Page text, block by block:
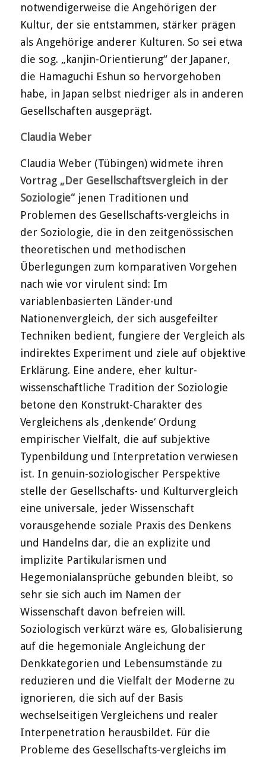
notwendigerweise die Angehörigen der
Kultur, der sie entstammen, stärker prägen
als Angehörige anderer Kulturen. So sei etwa
die sog. „kanjin-Orientierung“ der Japaner,
die Hamaguchi Eshun so hervorgehoben
habe, in Japan selbst niedriger als in anderen
Gesellschaften ausgeprägt.
Claudia Weber
Claudia Weber (Tübingen) widmete ihren
Vortrag „Der Gesellschaftsvergleich in der
Soziologie“jenen Traditionen und
Problemen des Gesellschafts-vergleichs in
der Soziologie, die in den zeitgenössischen
theoretischen und methodischen
Überlegungen zum komparativen Vorgehen
nach wie vor virulent sind: Im
variablenbasierten Länder-und
Nationenvergleich, der sich ausgefeilter
Techniken bedient, fungiere der Vergleich als
indirektes Experiment und ziele auf objektive
Erklärung. Eine andere, eher kultur-
wissenschaftliche Tradition der Soziologie
betone den Konstrukt-Charakter des
Vergleichens als ‚denkende‘ Ordung
empirischer Vielfalt, die auf subjektive
Typenbildung und Interpretation verwiesen
ist. In genuin-soziologischer Perspektive
stelle der Gesellschafts- und Kulturvergleich
eine universale, jeder Wissenschaft
vorausgehende soziale Praxis des Denkens
und Handelns dar, die an explizite und
implizite Partikularismen und
Hegemonialansprüche gebunden bleibt, so
sehr sie sich auch im Namen der
Wissenschaft davon befreien will.
Soziologisch verkürzt wäre es, Globalisierung
auf die hegemoniale Angleichung der
Denkkategorien und Lebensumstände zu
reduzieren und die Vielfalt der Moderne zu
ignorieren, die sich auf der Basis
wechselseitigen Vergleichens und realer
Interpenetration herausbildet. Für die
Probleme des Gesellschafts-vergleichs im